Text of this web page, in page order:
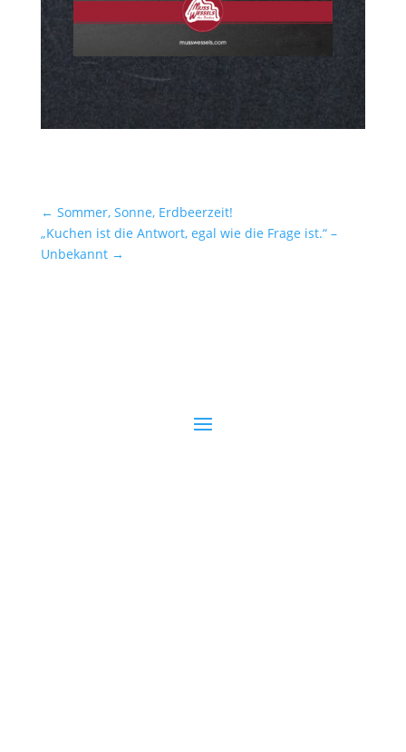
← Sommer, Sonne, Erdbeerzeit!
„Kuchen ist die Antwort, egal wie die Frage ist.“ –
Unbekannt→